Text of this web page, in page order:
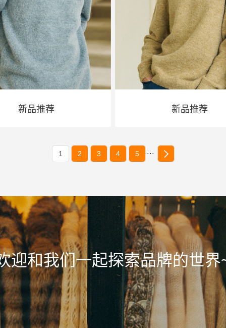
新品推荐 新品推荐
1 2 3 4 5 ···
迎和我们一起探索品牌的世界